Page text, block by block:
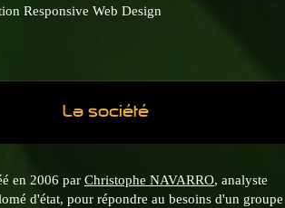
Responsive Web Design
La société
en 2006 par Christophe NAVARRO, analyste
d'état, pour répondre au besoins d'un groupe